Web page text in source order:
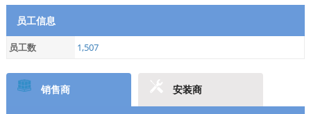
员工信息
员工数 1,507
销售商 安装商